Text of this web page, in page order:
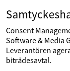
Consent
Software & Media
Leverantören
biträdesavtal.